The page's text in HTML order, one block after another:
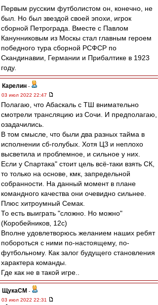
Первым русским футболистом он, конечно, не
был. Но был звездой своей эпохи, игрок
сборной Петрограда. Вместе с Павлом
Канунниковым из Москы стал главным героем
победного тура сборной РСФСР по
Скандинавии, Германии и Прибалтике в 1923
году.
Карелин -
03 июл 2022 22:47
Полагаю, что Абаскаль с ТШ внимательно
смотрели трансляцию из Сочи. И предполагаю,
озадачились.
В том смысле, что были два разных тайма в
исполнении сб-голубых. Хотя ЦЗ и неплохо
высветила и проблемное, и сильное у них.
Если у Спартака" стоит цель всё-таки взять СК,
то только на основе, кмк, запредельной
собранности. На данный момент в плане
командного качества они очевидно сильнее.
Плюс хитроумный Семак.
То есть выиграть "сложно. Но можно"
(Коробейников, 12с)
Вполне удовлетворюсь желанием наших ребят
побороться с ними по-настоящему, по-
футбольному. Как залог будущего становления
характера команды.
Где как не в такой игре..
ЩукаСМ -
03 июл 2022 22:31